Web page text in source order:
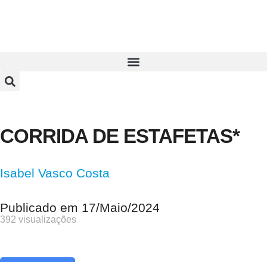
CORRIDA DE ESTAFETAS*
Isabel Vasco Costa
Publicado em 17/Maio/2024
392 visualizações